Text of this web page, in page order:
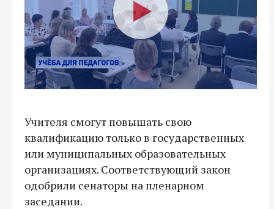
Учителя смогут повышать свою
квалификацию только в государственных
или муниципальных образовательных
организациях. Соответствующий закон
одобрили сенаторы на пленарном
заседании.